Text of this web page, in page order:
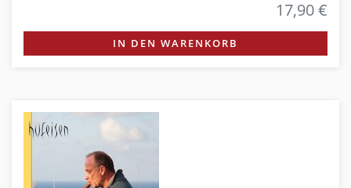
17,90 €
IN DEN WARENKORB